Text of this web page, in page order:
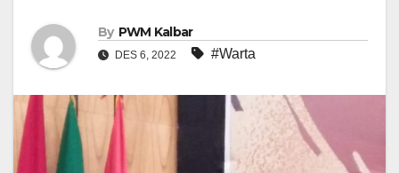
By PWM Kalbar
DES 6, 2022 #Warta